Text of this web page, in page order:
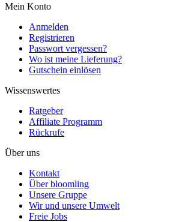
Mein Konto
Anmelden
Registrieren
Passwort vergessen?
Wo ist meine Lieferung?
Gutschein einlösen
Wissenswertes
Ratgeber
Affiliate Programm
Rückrufe
Über uns
Kontakt
Über bloomling
Unsere Gruppe
Wir und unsere Umwelt
Freie Jobs